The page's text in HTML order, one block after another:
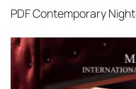
PDFContemporary